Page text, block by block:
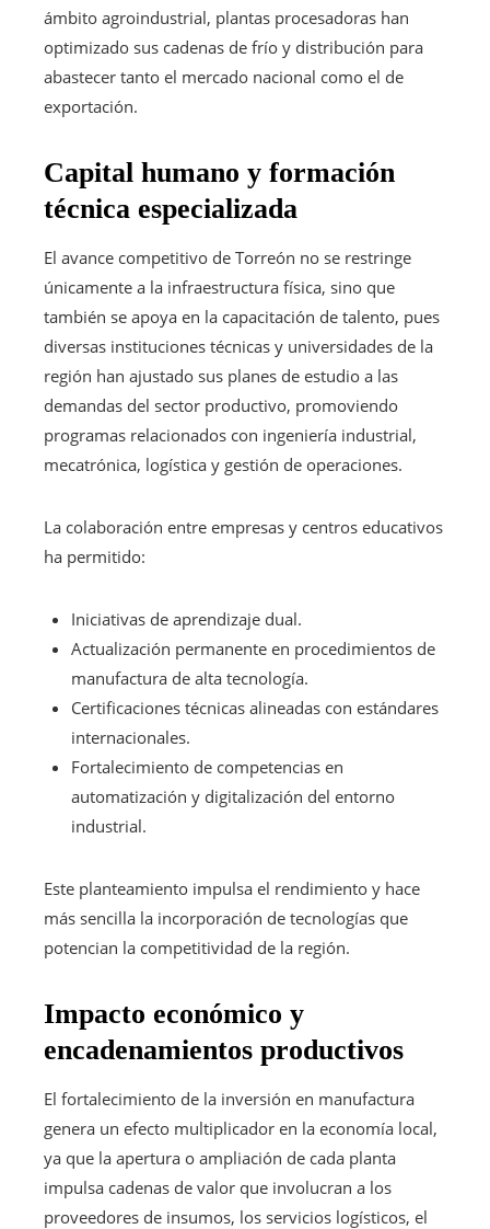
ámbito agroindustrial, plantas procesadoras han
optimizado sus cadenas de frío y distribución para
abastecer tanto el mercado nacional como el de
exportación.
Capital humano y formación
técnica especializada
El avance competitivo de Torreón no se restringe
únicamente a la infraestructura física, sino que
también se apoya en la capacitación de talento, pues
diversas instituciones técnicas y universidades de la
región han ajustado sus planes de estudio a las
demandas del sector productivo, promoviendo
programas relacionados con ingeniería industrial,
mecatrónica, logística y gestión de operaciones.
La colaboración entre empresas y centros educativos
ha permitido:
Iniciativas de aprendizaje dual.
Actualización permanente en procedimientos de
manufactura de alta tecnología.
Certificaciones técnicas alineadas con estándares
internacionales.
Fortalecimiento de competencias en
automatización y digitalización del entorno
industrial.
Este planteamiento impulsa el rendimiento y hace
más sencilla la incorporación de tecnologías que
potencian la competitividad de la región.
Impacto económico y
encadenamientos productivos
El fortalecimiento de la inversión en manufactura
genera un efecto multiplicador en la economía local,
ya que la apertura o ampliación de cada planta
impulsa cadenas de valor que involucran a los
proveedores de insumos, los servicios logísticos, el